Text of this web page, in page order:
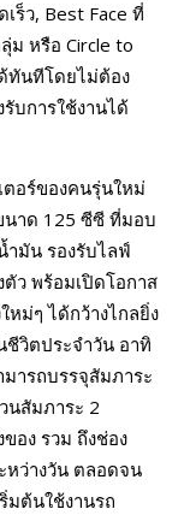
ร็ว, Best Face ที่
ม หรือ Circle to
ทันทีโดยไม่ต้อง
บการใช้งานได้
ตอร์ของคนรุ่นใหม่
นาด 125 ซีซี ที่มอบ
มัน รองรับไลฟ์
ว พร้อมเปิดโอกาส
ม่ๆ ได้กว้างไกลยิ่ง
วิตประจำวัน อาทิ
ารถบรรจุสัมภาระ
นสัมภาระ 2
อง รวม ถึงช่อง
หว่างวัน ตลอดจน
มต้นใช้งานรถ